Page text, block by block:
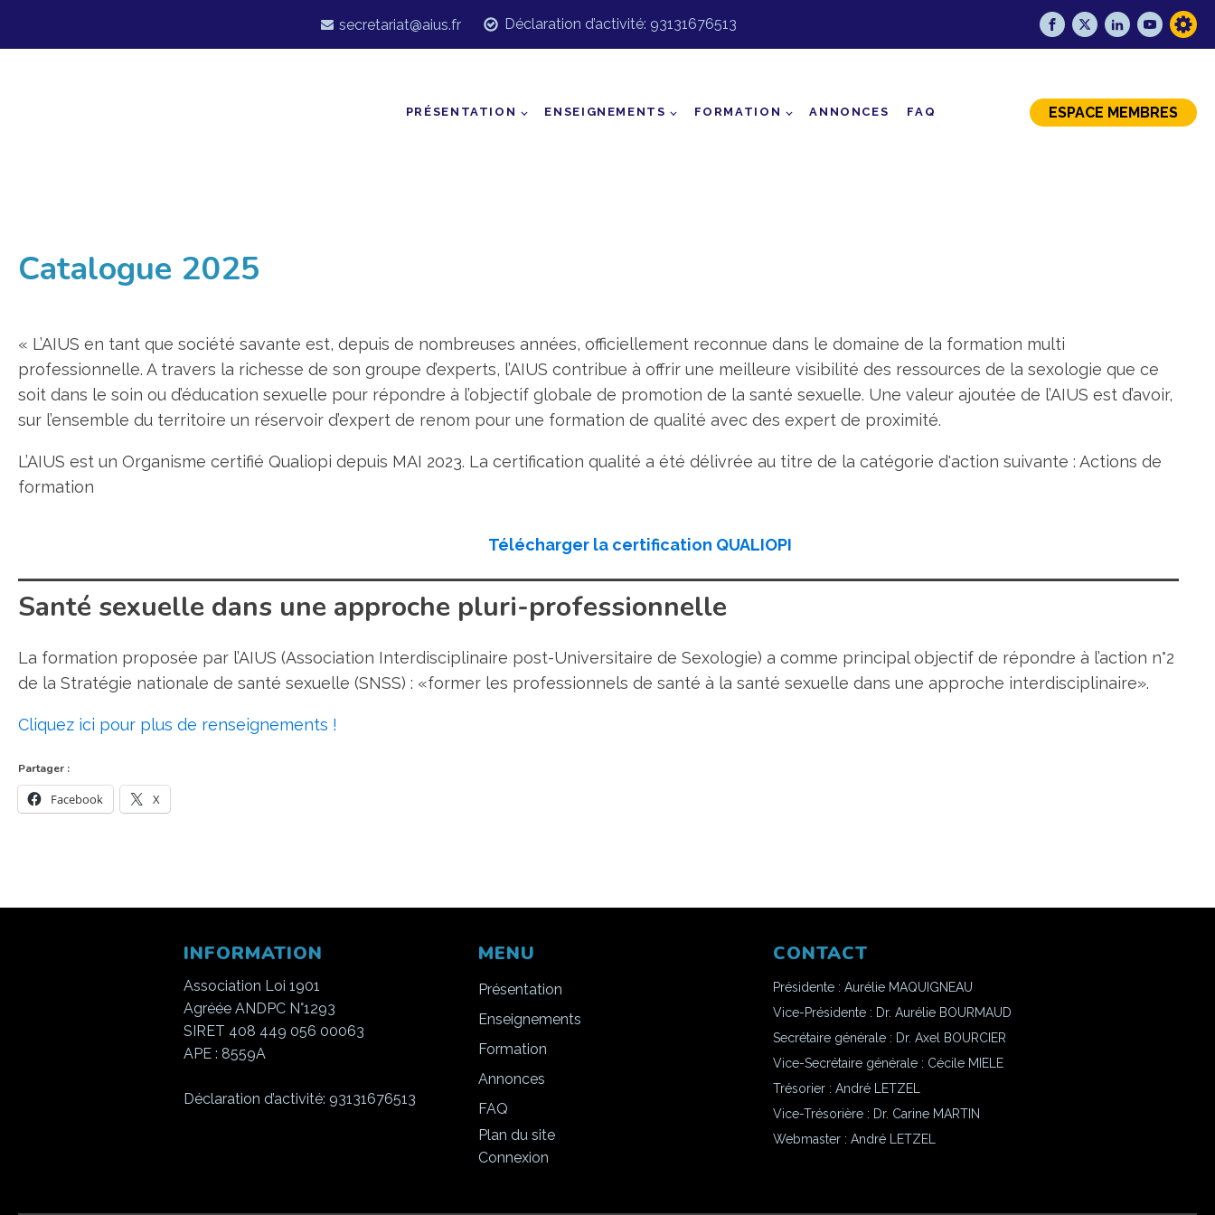
secretariat@aius.fr Déclaration d’activité: 93131676513
PRÉSENTATION ENSEIGNEMENTS FORMATION ANNONCES FAQ ESPACE MEMBRES
Catalogue 2025
« L’AIUS en tant que société savante est, depuis de nombreuses années, officiellement reconnue dans le domaine de la formation multi
professionnelle. A travers la richesse de son groupe d’experts, l’AIUS contribue à offrir une meilleure visibilité des ressources de la sexologie que ce
soit dans le soin ou d’éducation sexuelle pour répondre à l’objectif globale de promotion de la santé sexuelle. Une valeur ajoutée de l’AIUS est d’avoir,
sur l’ensemble du territoire un réservoir d’expert de renom pour une formation de qualité avec des expert de proximité.
L’AIUS est un Organisme certifié Qualiopi depuis MAI 2023. La certification qualité a été délivrée au titre de la catégorie d'action suivante : Actions de
formation
Télécharger la certification QUALIOPI
Santé sexuelle dans une approche pluri-professionnelle
La formation proposée par l’AIUS (Association Interdisciplinaire post-Universitaire de Sexologie) a comme principal objectif de répondre à l’action n°2
de la Stratégie nationale de santé sexuelle (SNSS) : «former les professionnels de santé à la santé sexuelle dans une approche interdisciplinaire».
Cliquez ici pour plus de renseignements !
Partager :
Facebook X
INFORMATION
Association Loi 1901
Agréée ANDPC N°1293
SIRET 408 449 056 00063
APE : 8559A
Déclaration d’activité: 93131676513
MENU
Présentation
Enseignements
Formation
Annonces
FAQ
Plan du site
Connexion
CONTACT
Présidente : Aurélie MAQUIGNEAU
Vice-Présidente : Dr. Aurélie BOURMAUD
Secrétaire générale : Dr. Axel BOURCIER
Vice-Secrétaire générale : Cécile MIELE
Trésorier : André LETZEL
Vice-Trésorière : Dr. Carine MARTIN
Webmaster : André LETZEL